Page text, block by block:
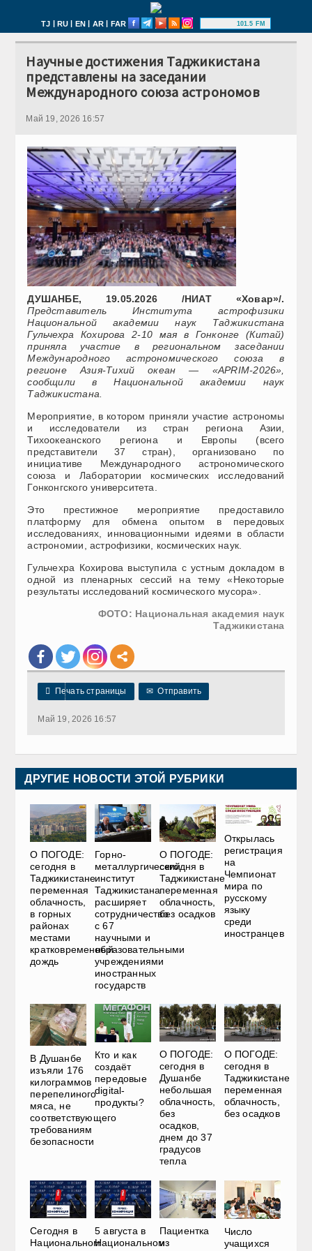
TJ | RU | EN | AR | FAR 101.5 FM
Научные достижения Таджикистана
представлены на заседании
Международного союза астрономов
Май 19, 2026 16:57
ДУШАНБЕ, 19.05.2026 /НИАТ «Ховар»/.
Представитель Института астрофизики
Национальной академии наук Таджикистана
Гульчехра Кохирова 2-10 мая в Гонконге (Китай)
приняла участие в региональном заседании
Международного астрономического союза в
регионе Азия-Тихий океан — «APRIM-2026»,
сообщили в Национальной академии наук
Таджикистана.
Мероприятие, в котором приняли участие астрономы
и исследователи из стран региона Азии,
Тихоокеанского региона и Европы (всего
представители 37 стран), организовано по
инициативе Международного астрономического
союза и Лаборатории космических исследований
Гонконгского университета.
Это престижное мероприятие предоставило
платформу для обмена опытом в передовых
исследованиях, инновационными идеями в области
астрономии, астрофизики, космических наук.
Гульчехра Кохирова выступила с устным докладом в
одной из пленарных сессий на тему «Некоторые
результаты исследований космического мусора».
ФОТО: Национальная академия наук
Таджикистана
 Печать страницы ✉ Отправить
Май 19, 2026 16:57
ДРУГИЕ НОВОСТИ ЭТОЙ РУБРИКИ
О ПОГОДЕ:
сегодня в
Таджикистане
переменная
облачность,
в горных
районах
местами
кратковременный
дождь
Горно-
металлургический
институт
Таджикистана
расширяет
сотрудничество
с 67
научными и
образовательными
учреждениями
иностранных
государств
О ПОГОДЕ:
сегодня в
Таджикистане
переменная
облачность,
без осадков
Открылась
регистрация
на
Чемпионат
мира по
русскому
языку
среди
иностранцев
В Душанбе
изъяли 176
килограммов
перепелиного
мяса, не
соответствующего
требованиям
безопасности
Кто и как
создаёт
передовые
digital-
продукты?
О ПОГОДЕ:
сегодня в
Душанбе
небольшая
облачность,
без
осадков,
днем до 37
градусов
тепла
О ПОГОДЕ:
сегодня в
Таджикистане
переменная
облачность,
без осадков
Сегодня в
Национальном
5 августа в
Национальном
Пациентка
из
Число
учащихся